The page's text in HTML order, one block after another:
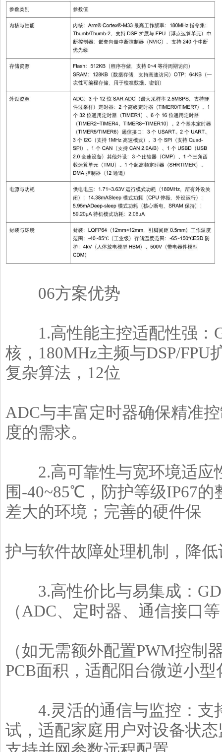
06方案优势
1.高性能主控适配性强：
核，180MHz主频与DSP/FPU
复杂算法，12位
ADC与丰富定时器确保精准
度的需求。
2.高可靠性与宽环境适应
围-40~85℃，防护等级IP67
差大的环境；完善的硬件保
护与软件故障处理机制，降
3.高性价比与易集成：
（ADC、定时器、通信接口
（如无需额外配置PWM控制
PCB面积，适配阳台微逆小型
4.灵活的通信与监控：支
试，适配家庭用户对设备状